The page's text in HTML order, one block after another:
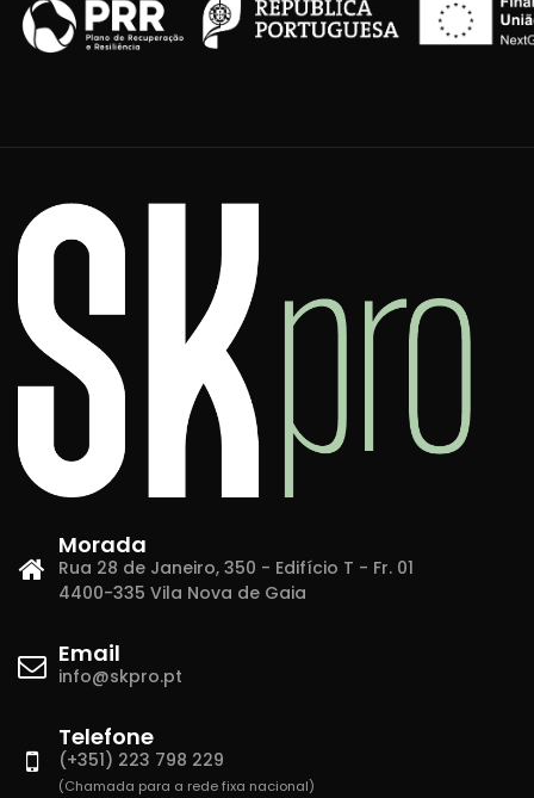
Morada
Rua 28 de Janeiro, 350 - Edifício T - Fr. 01
4400-335 Vila Nova de Gaia
Email
info@skpro.pt
Telefone
(+351) 223 798 229
(Chamada para a rede fixa nacional)